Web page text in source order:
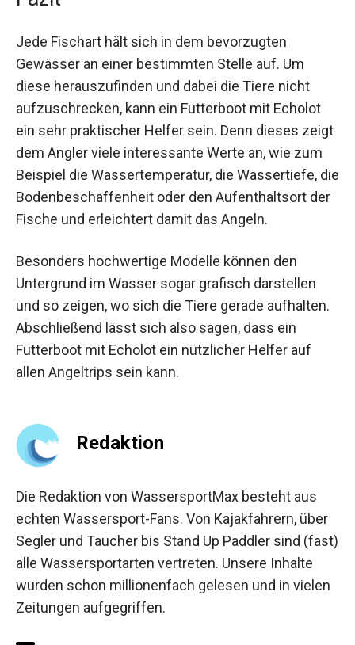
Jede Fischart hält sich in dem bevorzugten
Gewässer an einer bestimmten Stelle auf. Um
diese herauszufinden und dabei die Tiere nicht
aufzuschrecken, kann ein Futterboot mit Echolot
ein sehr praktischer Helfer sein. Denn dieses zeigt
dem Angler viele interessante Werte an, wie zum
Beispiel die Wassertemperatur, die Wassertiefe, die
Bodenbeschaffenheit oder den Aufenthaltsort der
Fische und erleichtert damit das Angeln.
Besonders hochwertige Modelle können den
Untergrund im Wasser sogar grafisch darstellen
und so zeigen, wo sich die Tiere gerade aufhalten.
Abschließend lässt sich also sagen, dass ein
Futterboot mit Echolot ein nützlicher Helfer auf
allen Angeltrips sein kann.
Redaktion
Die Redaktion von WassersportMax besteht aus
echten Wassersport-Fans. Von Kajakfahrern, über
Segler und Taucher bis Stand Up Paddler sind (fast)
alle Wassersportarten vertreten. Unsere Inhalte
wurden schon millionenfach gelesen und in vielen
Zeitungen aufgegriffen.